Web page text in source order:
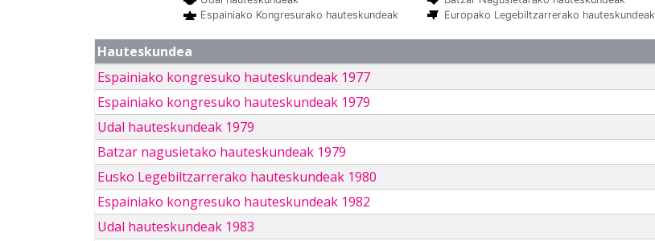
Espainiako Kongresurako hauteskundeak
Europako Legebiltzarrerako hauteskundeak
Hauteskundea
Espainiako kongresuko hauteskundeak 1977
Espainiako kongresuko hauteskundeak 1979
Udal hauteskundeak 1979
Batzar nagusietako hauteskundeak 1979
Eusko Legebiltzarrerako hauteskundeak 1980
Espainiako kongresuko hauteskundeak 1982
Udal hauteskundeak 1983